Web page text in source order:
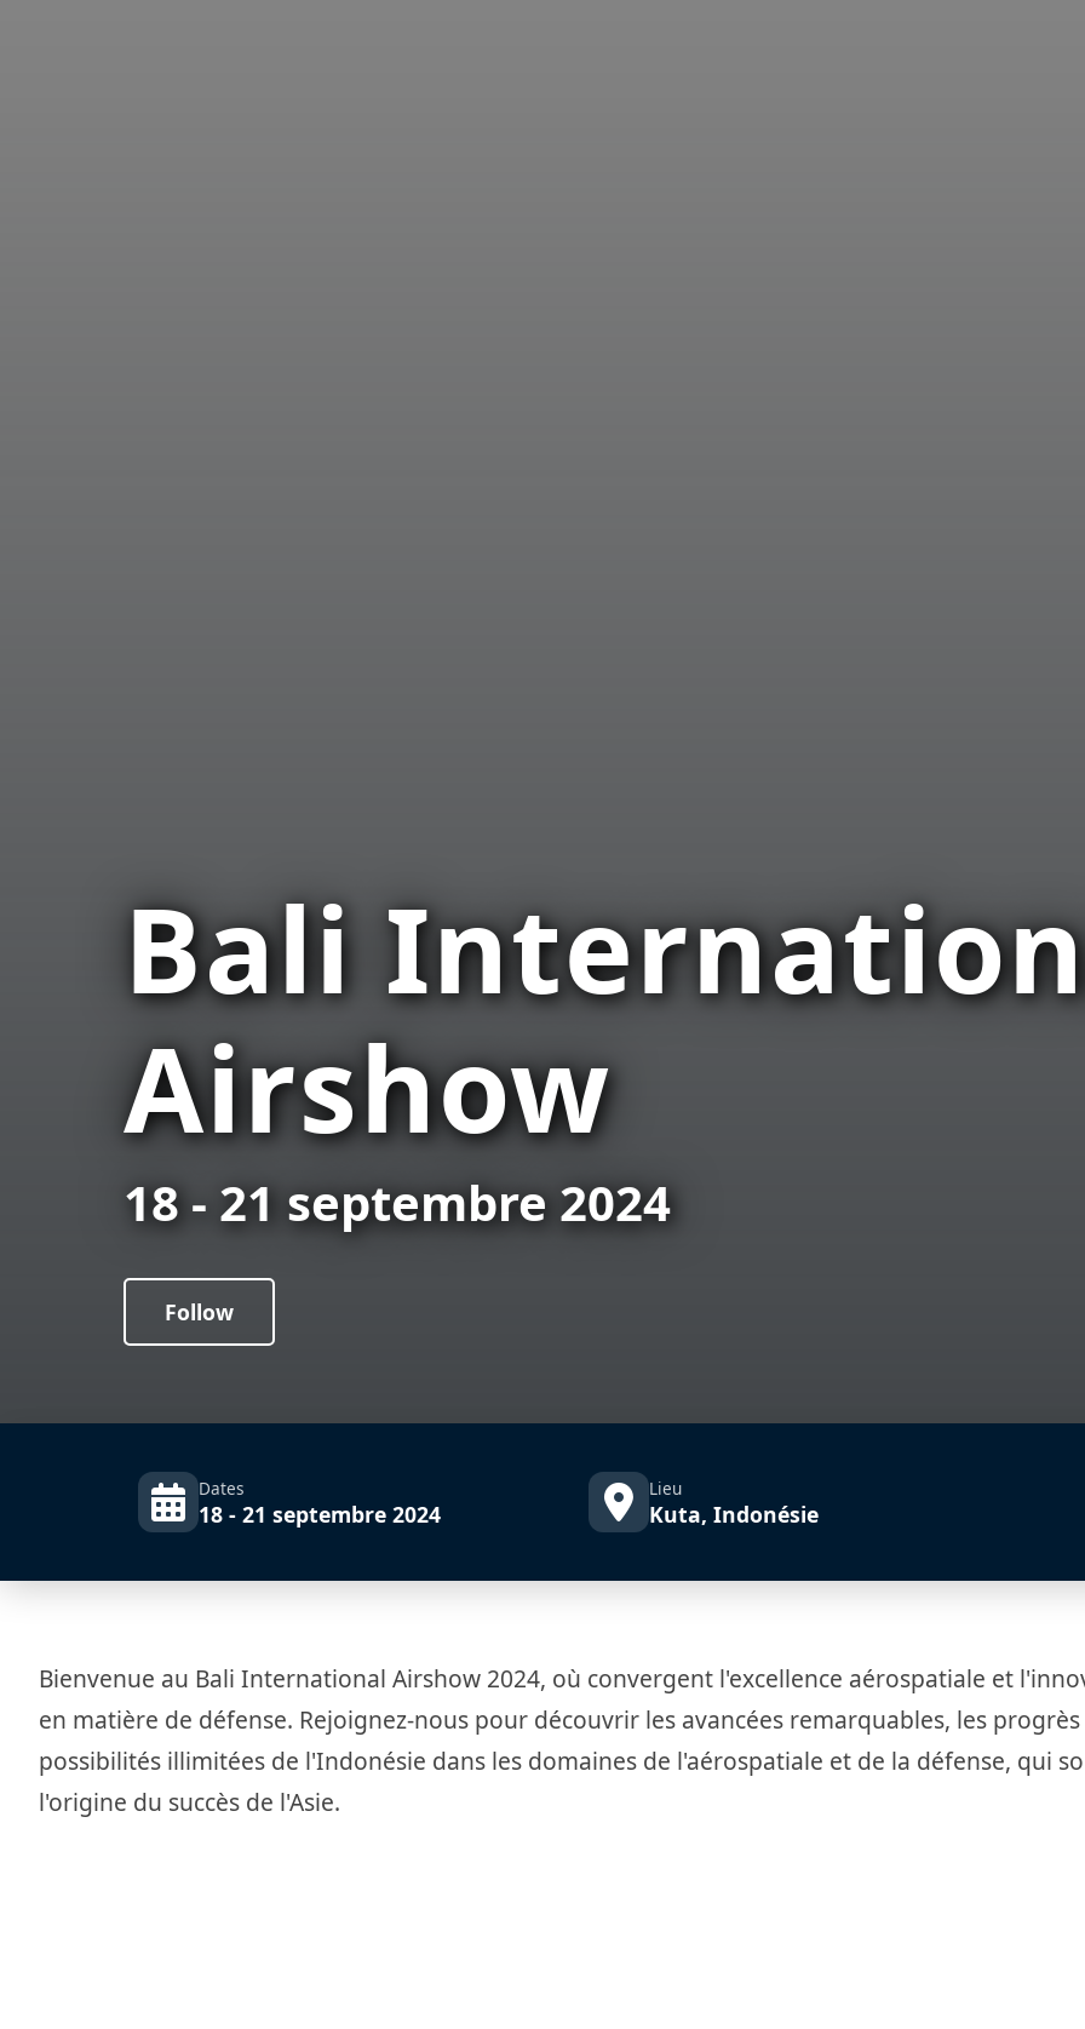
Bali
Airshow
18 - 21 septembre 2024
Follow
Dates
18 - 21 septembre 2024
Lieu
Kuta, Indonésie
Bienvenue au Bali International Airshow 2024, où convergent l'excellence aérospatiale et
en matière de défense. Rejoignez-nous pour découvrir les avancées remarquables, les
possibilités illimitées de l'Indonésie dans les domaines de l'aérospatiale et de la défense, qui
l'origine du succès de l'Asie.